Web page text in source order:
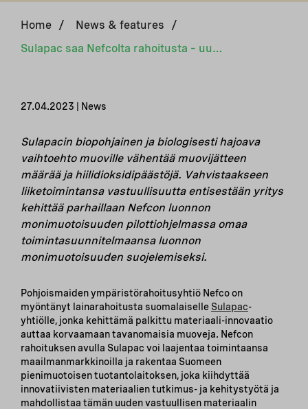
Home / News & features
/
Sulapac saa Nefcolta rahoitusta – uusi tuotantolaitos Suomessa vahvistaa muovia korvaavan biopohjaisen materiaalin kasvua
27.04.2023 | News
Sulapacin biopohjainen ja biologisesti hajoava
vaihtoehto muoville vähentää muovijätteen
määrää ja hiilidioksidipäästöjä. Vahvistaakseen
liiketoimintansa vastuullisuutta entisestään yritys
kehittää parhaillaan Nefcon luonnon
monimuotoisuuden pilottiohjelmassa omaa
toimintasuunnitelmaansa luonnon
monimuotoisuuden suojelemiseksi.
Pohjoismaiden ympäristörahoitusyhtiö Nefco on
myöntänyt lainarahoitusta suomalaiselle Sulapac-
yhtiölle, jonka kehittämä palkittu materiaali-innovaatio
auttaa korvaamaan tavanomaisia muoveja. Nefcon
rahoituksen avulla Sulapac voi laajentaa toimintaansa
maailmanmarkkinoilla ja rakentaa Suomeen
pienimuotoisen tuotantolaitoksen, joka kiihdyttää
innovatiivisten materiaalien tutkimus- ja kehitystyötä ja
mahdollistaa tämän uuden vastuullisen materiaalin